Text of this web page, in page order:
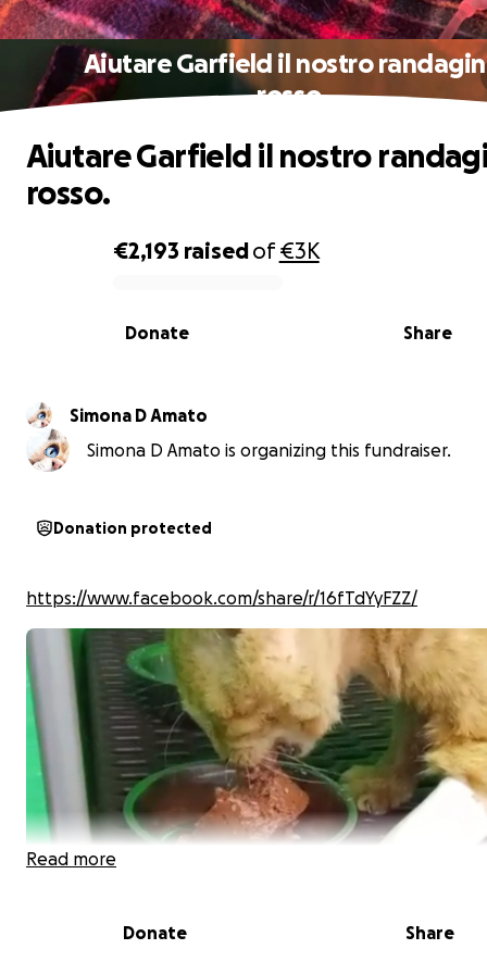
Aiutare Garfield il nostro
rosso.
0% complete
€2,193 raisedof€3K
Share
Donate
Aiutare Garfield il nostro
rosso.
Simona D Amato
Simona D Amato is organizing this fundraiser.
Donation protected
https://www.facebook.com/share/r/16fTdYyFZZ/
Read more
Donate Share